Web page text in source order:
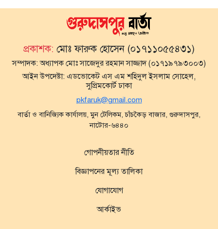
প্রকাশক: মোঃ ফারুক হোসেন (০১৭১১০৫৫৪৩১)
সম্পাদক:অধ্যাপক মোঃ সাজেদুর রহমান সাজ্জাদ (০১৭১৯৭৯৩০০৩)
আইন উপদেষ্টা: এডভোকেট এস এম শহিদুল ইসলাম সোহেল,
সুপ্রিমকোর্ট ঢাকা
pkfaruk@gmail.com
বার্তা ও বানিজ্যিক কার্যালয়, মুন টেলিকম, চাঁচকৈড় বাজার, গুরুদাসপুর,
নাটোর-৬৪৪০
গোপনীয়তার নীতি
বিজ্ঞাপনের মূল্য তালিকা
যোগাযোগ
আর্কাইভ